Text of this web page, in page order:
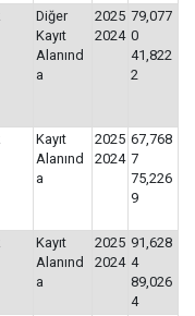
Diğer
Kayıt
Alanınd
a
2025
2024
79,077
0
41,822
2
Kayıt
Alanınd
a
2025
2024
67,768
7
75,226
9
Kayıt
Alanınd
a
2025
2024
91,628
4
89,026
4